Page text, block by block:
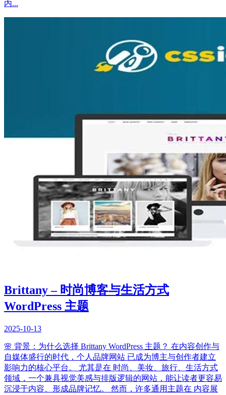
内...
Brittany – 时尚博客与生活方式
WordPress 主题
2025-10-13
🌸 背景：为什么选择 Brittany WordPress 主题？ 在内容创作与
自媒体盛行的时代，个人品牌网站 已成为博主与创作者建立
影响力的核心平台。 尤其是在 时尚、美妆、旅行、生活方式
领域，一个兼具视觉美感与排版逻辑的网站，能让读者更容易
沉浸于内容、形成品牌记忆。 然而，许多通用主题在 内容展